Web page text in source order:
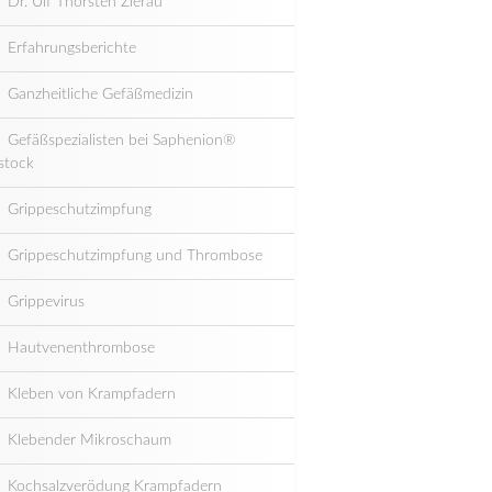
Erfahrungsberichte
Ganzheitliche Gefäßmedizin
Gefäßspezialisten bei Saphenion®
Grippeschutzimpfung
Grippeschutzimpfung und Thrombose
Grippevirus
Hautvenenthrombose
Kleben von Krampfadern
Klebender Mikroschaum
Kochsalzverödung Krampfadern